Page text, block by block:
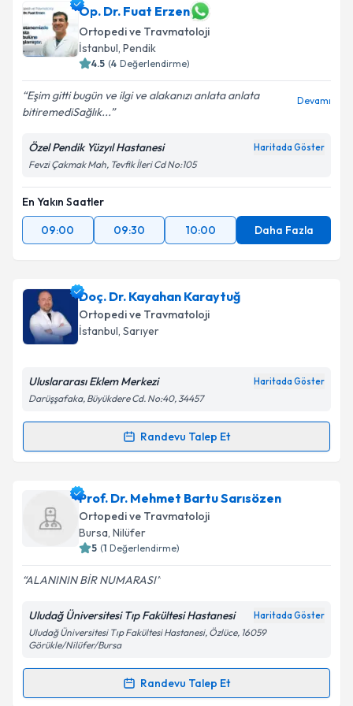
Dr. Öğr. Üyesi Hüsamettin Çakıcı
takvimi talebi oluşturun. Size bu uzmandan randevu
almanız için bir takvim hazırlandığında e-posta ile
bilgilendireceğiz.
E-posta Adresiniz
Kişisel verilerimin işlenmesine ilişkin
kapsamda işlenmesini kabul ediyorum.
Takvim Talebini Gönder
Op. Dr. Fuat Erzen
Ortopedi ve Travmatoloji
İstanbul, Pendik
4.5 (4 Değerlendirme)
Eşim gitti bugün ve ilgi ve alakanızı anlata anlata
bitiremediSağlık...
Devamı
Özel Pendik Yüzyıl Hastanesi Haritada Göster
Fevzi Çakmak Mah, Tevfik İleri Cd No:105
En Yakın Saatler
09:00
09:30 10:00 Daha Fazla
Doç. Dr. Kayahan Karaytuğ
Ortopedi ve Travmatoloji
İstanbul, Sarıyer
Uluslararası Eklem Merkezi Haritada Göster
Darüşşafaka, Büyükdere Cd. No:40, 34457
Randevu Talep Et
Randevu Takvimi Talebi
Doç. Dr. Kayahan Karaytuğiçin randevu takvimi
talebi oluşturun. Size bu uzmandan randevu almanız
için bir takvim hazırlandığında e-posta ile
bilgilendireceğiz.
E-posta Adresiniz
Kişisel verilerimin işlenmesine ilişkin
Metni'ni okudum ve kişisel verilerimin belirtilen
kapsamda işlenmesini kabul ediyorum.
Prof. Dr. Mehmet Bartu Sarısözen
Ortopedi ve Travmatoloji
Bursa, Nilüfer
5 (1 Değerlendirme)
ALANININ BİR NUMARASI
Uludağ Üniversitesi Tıp Fakültesi Hastanesi Haritada Göster
Uludağ Üniversitesi Tıp Fakültesi Hastanesi, Özlüce, 16059
Görükle/Nilüfer/Bursa
Randevu Talep Et
Randevu Takvimi Talebi